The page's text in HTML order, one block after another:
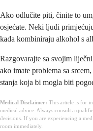
Ako odlučite piti, činite to
osjećate. Neki ljudi
kada kombiniraju alkohol s
Razgovarajte sa svojim
ako imate problema sa
stanja koja bi mogla biti
Medical Disclaimer: This article is for
medical advice. Always consult a
decisions. If you are experiencing a
room immediately.